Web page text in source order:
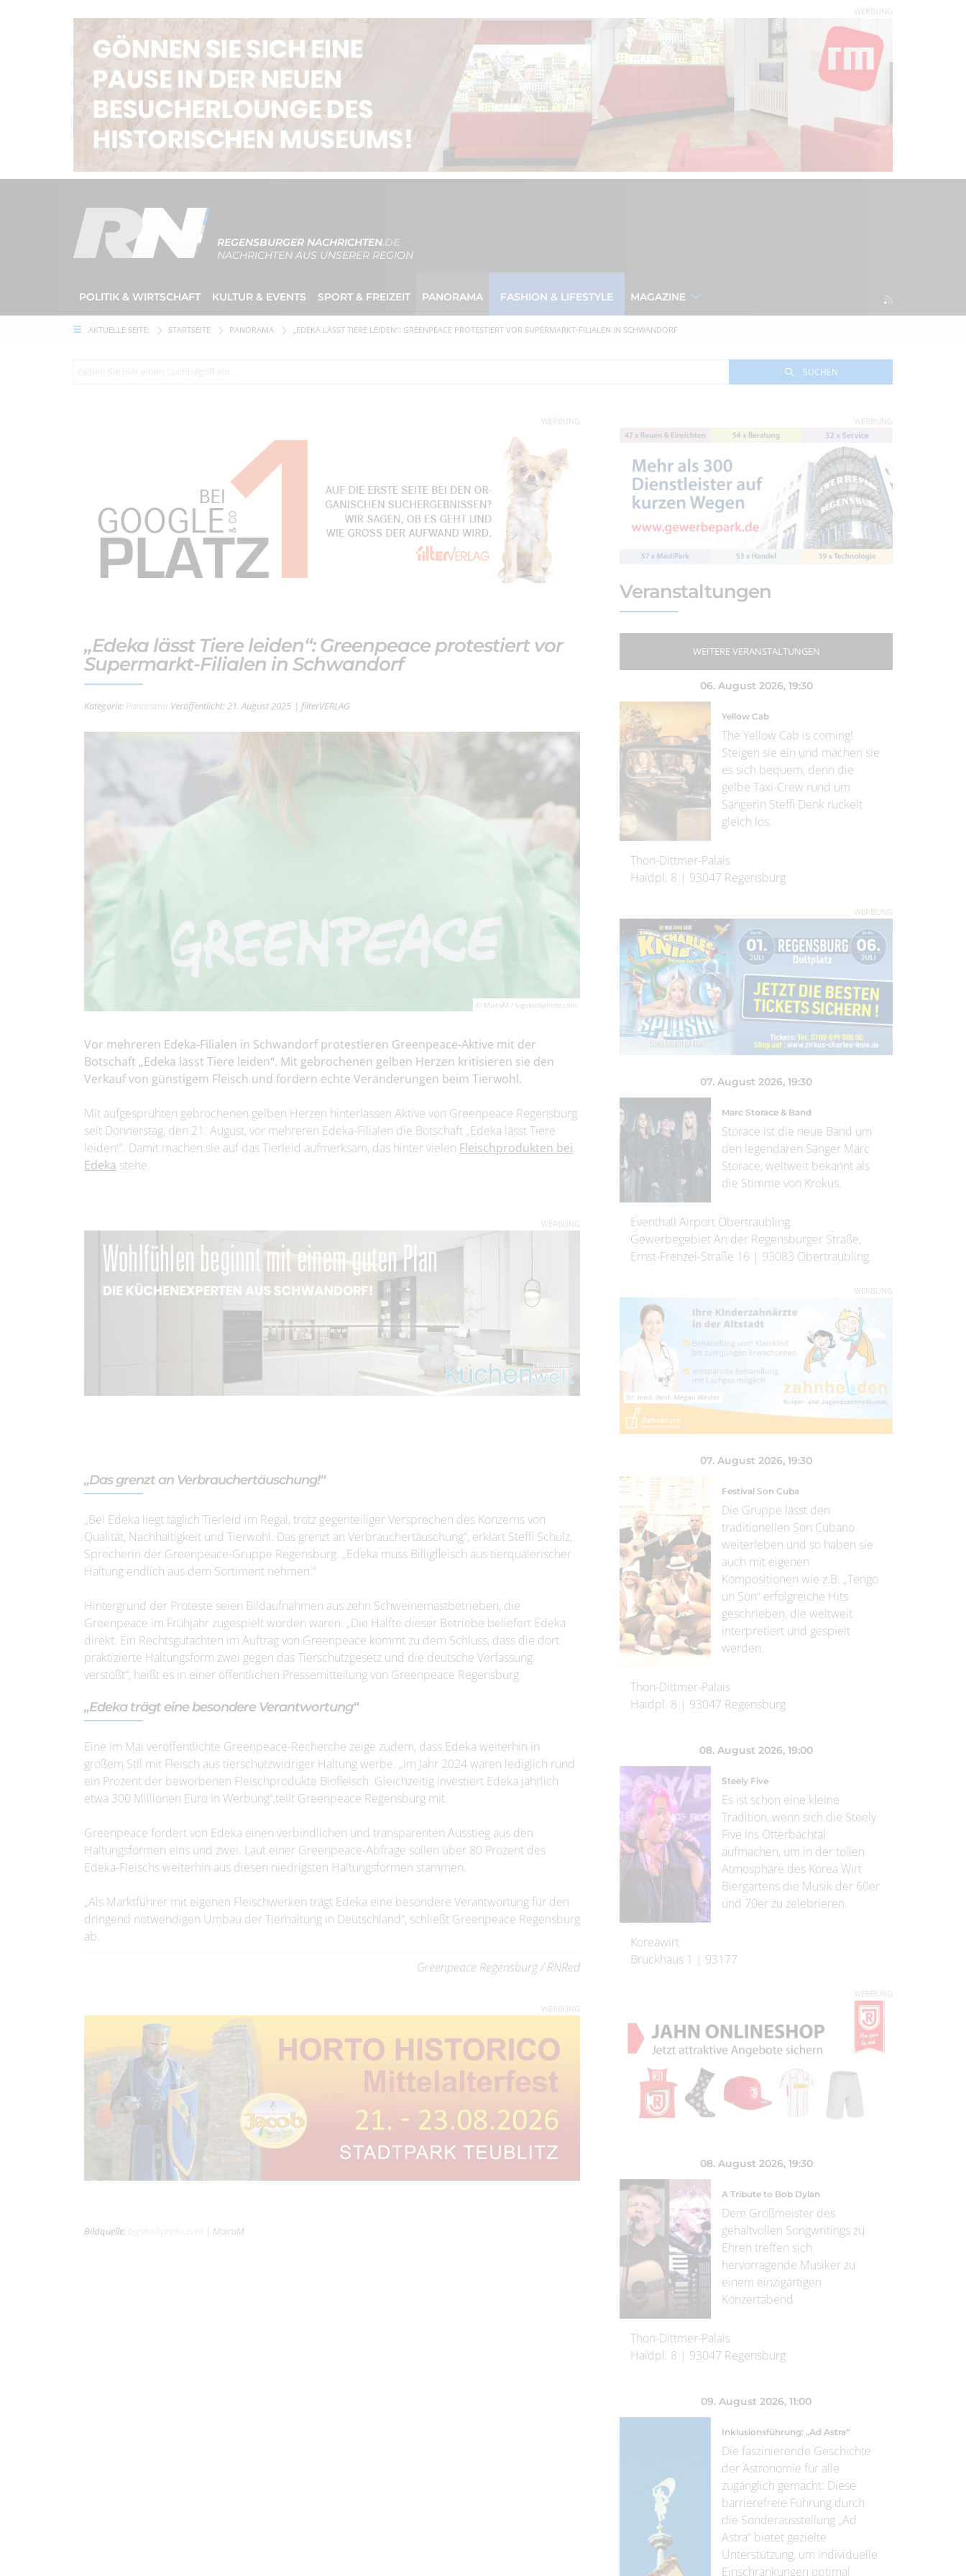
WERBUNG
REGENSBURGER NACHRICHTEN.DE
NACHRICHTEN AUS UNSERER REGION
POLITIK & WIRTSCHAFT KULTUR & EVENTS SPORT & FREIZEIT PANORAMA FASHION & LIFESTYLE MAGAZINE
AKTUELLE SEITE: STARTSEITE PANORAMA „EDEKA LÄSST TIERE LEIDEN“: GREENPEACE PROTESTIERT VOR SUPERMARKT-FILIALEN IN SCHWANDORF
SUCHEN
WERBUNG
„Edeka lässt Tiere leiden“: Greenpeace protestiert vor
Supermarkt-Filialen in Schwandorf
Kategorie: Panorama Veröffentlicht: 21. August 2025 | filterVERLAG
© MoiraM / bigstockphoto.com
Vor mehreren Edeka-Filialen in Schwandorf protestieren Greenpeace-Aktive mit der
Botschaft „Edeka lässt Tiere leiden“. Mit gebrochenen gelben Herzen kritisieren sie den
Verkauf von günstigem Fleisch und fordern echte Veränderungen beim Tierwohl.
Mit aufgesprühten gebrochenen gelben Herzen hinterlassen Aktive von Greenpeace Regensburg
seit Donnerstag, den 21. August, vor mehreren Edeka-Filialen die Botschaft „Edeka lässt Tiere
leiden!”. Damit machen sie auf das Tierleid aufmerksam, das hinter vielen Fleischprodukten bei
Edeka stehe.
WERBUNG
„Das grenzt an Verbrauchertäuschung!“
„Bei Edeka liegt täglich Tierleid im Regal, trotz gegenteiliger Versprechen des Konzerns von
Qualität, Nachhaltigkeit und Tierwohl. Das grenzt an Verbrauchertäuschung“, erklärt Steffi Schulz,
Sprecherin der Greenpeace-Gruppe Regensburg. „Edeka muss Billigfleisch aus tierquälerischer
Haltung endlich aus dem Sortiment nehmen.“
Hintergrund der Proteste seien Bildaufnahmen aus zehn Schweinemastbetrieben, die
Greenpeace im Frühjahr zugespielt worden waren. „Die Hälfte dieser Betriebe beliefert Edeka
direkt. Ein Rechtsgutachten im Auftrag von Greenpeace kommt zu dem Schluss, dass die dort
praktizierte Haltungsform zwei gegen das Tierschutzgesetz und die deutsche Verfassung
verstößt“, heißt es in einer öffentlichen Pressemitteilung von Greenpeace Regensburg.
„Edeka trägt eine besondere Verantwortung“
Eine im Mai veröffentlichte Greenpeace-Recherche zeige zudem, dass Edeka weiterhin in
großem Stil mit Fleisch aus tierschutzwidriger Haltung werbe. „Im Jahr 2024 waren lediglich rund
ein Prozent der beworbenen Fleischprodukte Biofleisch. Gleichzeitig investiert Edeka jährlich
etwa 300 Millionen Euro in Werbung“,teilt Greenpeace Regensburg mit.
Greenpeace fordert von Edeka einen verbindlichen und transparenten Ausstieg aus den
Haltungsformen eins und zwei. Laut einer Greenpeace-Abfrage sollen über 80 Prozent des
Edeka-Fleischs weiterhin aus diesen niedrigsten Haltungsformen stammen.
„Als Marktführer mit eigenen Fleischwerken trägt Edeka eine besondere Verantwortung für den
dringend notwendigen Umbau der Tierhaltung in Deutschland“, schließt Greenpeace Regensburg
ab.
Greenpeace Regensburg / RNRed
WERBUNG
Bildquelle: | MoiraM
WERBUNG
Veranstaltungen
WEITERE VERANSTALTUNGEN
06. August 2026, 19:30
Yellow Cab
The Yellow Cab is coming!
Steigen sie ein und machen sie
es sich bequem, denn die
gelbe Taxi-Crew rund um
Sängerin Steffi Denk ruckelt
gleich los.
Thon-Dittmer-Palais
Haidpl. 8 | 93047 Regensburg
WERBUNG
07. August 2026, 19:30
Marc Storace & Band
Storace ist die neue Band um
den legendären Sänger Marc
Storace, weltweit bekannt als
die Stimme von Krokus.
Eventhall Airport Obertraubling
Gewerbegebiet An der Regensburger Straße,
Ernst-Frenzel-Straße 16 | 93083 Obertraubling
WERBUNG
07. August 2026, 19:30
Festival Son Cuba
Die Gruppe lässt den
traditionellen Son Cubano
weiterleben und so haben sie
auch mit eigenen
Kompositionen wie z.B. „Tengo
un Son“ erfolgreiche Hits
geschrieben, die weltweit
interpretiert und gespielt
werden.
Thon-Dittmer-Palais
Haidpl. 8 | 93047 Regensburg
08. August 2026, 19:00
Steely Five
Es ist schon eine kleine
Tradition, wenn sich die Steely
Five ins Otterbachtal
aufmachen, um in der tollen
Atmosphäre des Korea Wirt
Biergartens die Musik der 60er
und 70er zu zelebrieren.
Koreawirt
Bruckhaus 1 | 93177
WERBUNG
08. August 2026, 19:30
A Tribute to Bob Dylan
Dem Großmeister des
gehaltvollen Songwritings zu
Ehren treffen sich
hervorragende Musiker zu
einem einzigartigen
Konzertabend
Thon-Dittmer-Palais
Haidpl. 8 | 93047 Regensburg
09. August 2026, 11:00
Inklusionsführung: „Ad Astra“
Die faszinierende Geschichte
der Astronomie für alle
zugänglich gemacht: Diese
barrierefreie Führung durch
die Sonderausstellung „Ad
Astra“ bietet gezielte
Unterstützung, um individuelle
Einschränkungen optimal